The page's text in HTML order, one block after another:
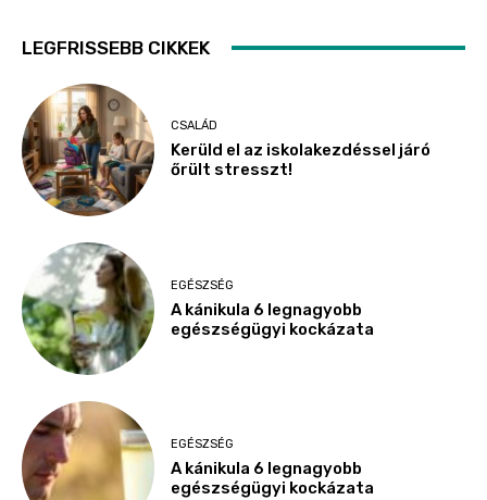
LEGFRISSEBB CIKKEK
CSALÁD
Kerüld el az iskolakezdéssel járó
őrült stresszt!
EGÉSZSÉG
A kánikula 6 legnagyobb
egészségügyi kockázata
EGÉSZSÉG
A kánikula 6 legnagyobb
egészségügyi kockázata